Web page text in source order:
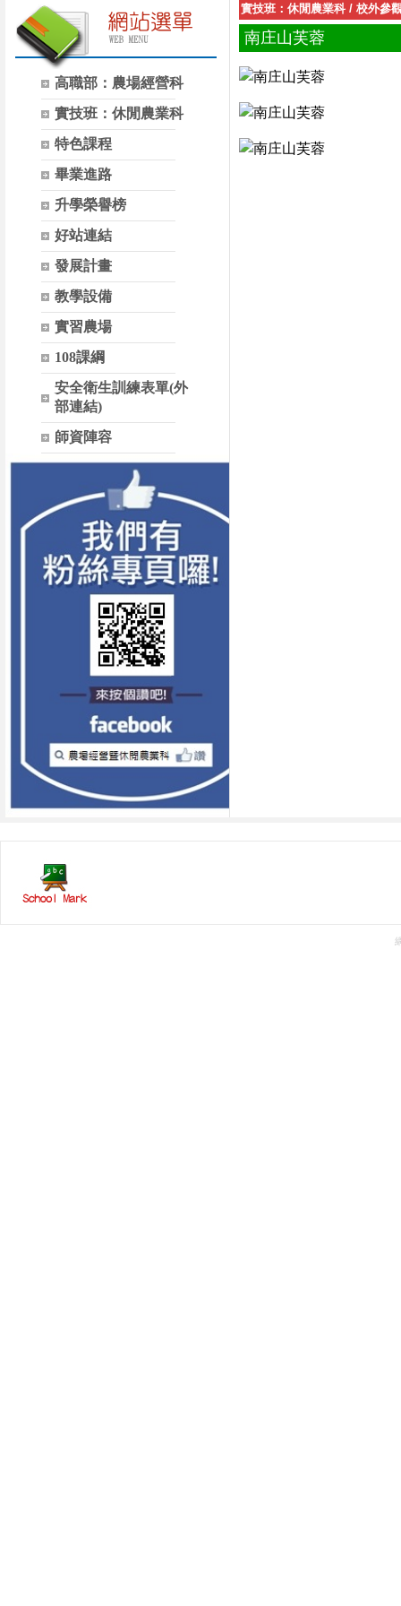
高職部：農場經營科
實技班：休閒農業科
特色課程
畢業進路
升學榮譽榜
好站連結
發展計畫
教學設備
實習農場
108課綱
安全衛生訓練表單(外
部連結)
師資陣容
實技班：休閒農業科 / 校外參
南庄山芙蓉